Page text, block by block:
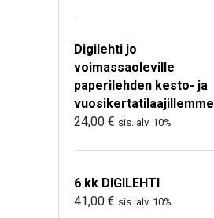
Digilehti jo
voimassaoleville
paperilehden kesto- ja
vuosikertatilaajillemme
24,00 € sis. alv. 10%
6 kk DIGILEHTI
41,00 € sis. alv. 10%